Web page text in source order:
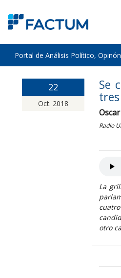
Portal de Análisis Político,
22
Oct. 2018
Se
Radio
La
otro